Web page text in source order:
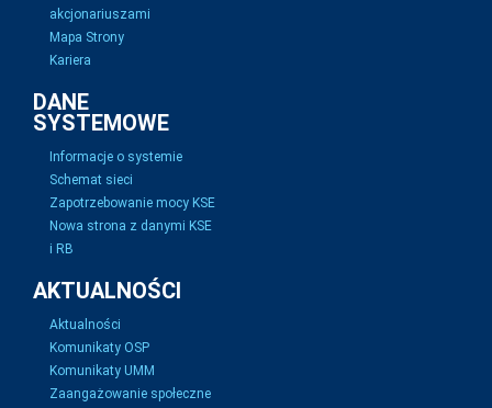
akcjonariuszami
Mapa Strony
Kariera
DANE
SYSTEMOWE
Informacje o systemie
Schemat sieci
Zapotrzebowanie mocy KSE
Nowa strona z danymi KSE
i RB
AKTUALNOŚCI
Aktualności
Komunikaty OSP
Komunikaty UMM
Zaangażowanie społeczne